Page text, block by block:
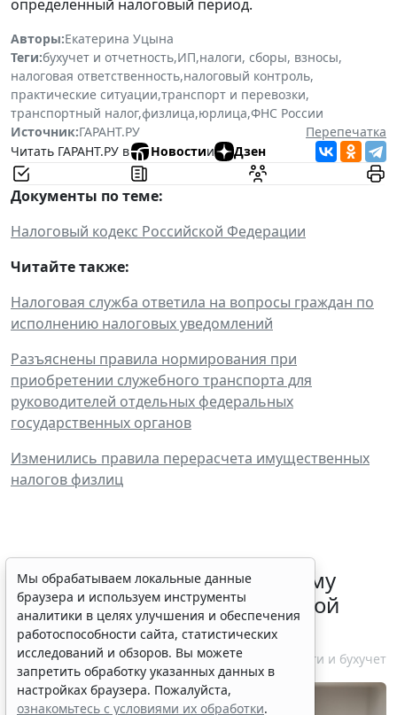
определенный налоговый период.
Авторы:Екатерина Уцына
Теги:бухучет и отчетность,ИП,налоги, сборы, взносы,
налоговая ответственность,налоговый контроль,
практические ситуации,транспорт и перевозки,
транспортный налог,физлица,юрлица,ФНС России
Источник:ГАРАНТ.РУ
Перепечатка
Читать ГАРАНТ.РУ в
Новостии Дзен
Документы по теме:
Налоговый кодекс Российской Федерации
Читайте также:
Налоговая служба ответила на вопросы граждан по
исполнению налоговых уведомлений
Разъяснены правила нормирования при
приобретении служебного транспорта для
руководителей отдельных федеральных
государственных органов
Изменились правила перерасчета имущественных
налогов физлиц
ФНС России рассказала малому
бизнесу о порядке упрощенной
ликвидации компании
7 августа 2026 18:16 Налоги и бухучет
Мы обрабатываем локальные данные
браузера и используем инструменты
аналитики в целях улучшения и обеспечения
работоспособности сайта, статистических
исследований и обзоров. Вы можете
запретить обработку указанных данных в
настройках браузера. Пожалуйста,
ознакомьтесь с условиями их обработки.